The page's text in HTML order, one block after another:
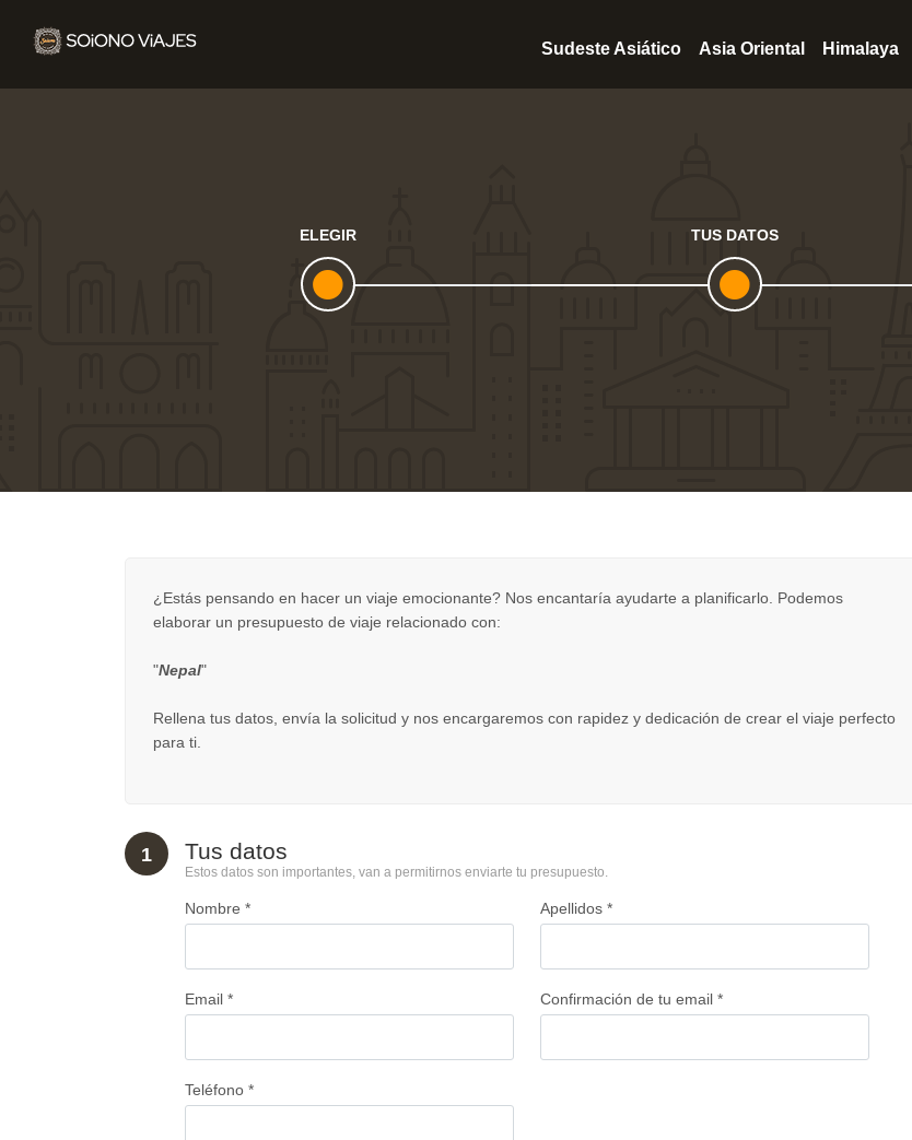
ELEGIR TUS DATOS
¿Estás pensando en hacer un viaje emocionante? Nos encantaría ayudarte a planificarlo. Podemos
elaborar un presupuesto de viaje relacionado con:
"Nepal"
Rellena tus datos, envía la solicitud y nos encargaremos con rapidez y dedicación de crear el viaje perfecto
para ti.
1 Tus datos
Estos datos son importantes, van a permitirnos enviarte tu presupuesto.
Nombre * Apellidos *
Email * Confirmación de tu email *
Teléfono *
Sudeste Asiático Asia Oriental Himalaya